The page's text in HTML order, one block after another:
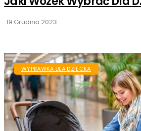
19 Grudnia 2023
WYPRAWKA DLA DZIECKA